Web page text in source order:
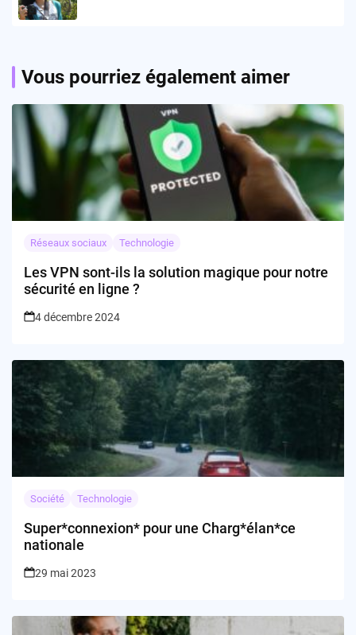
Vous pourriez également aimer
Réseaux sociaux Technologie
Les VPN sont-ils la solution magique pour notre
sécurité en ligne ?
4 décembre 2024
Société Technologie
Super*connexion* pour une Charg*élan*ce
nationale
29 mai 2023